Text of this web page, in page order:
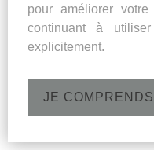
pour améliorer
continuant à
explicitement.
JE